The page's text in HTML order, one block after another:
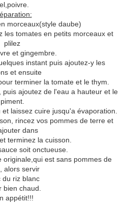
morceaux(style daube)
les tomates en petits morceaux et
plilez
et gingembre.
instant puis ajoutez-y les
et ensuite
terminer la tomate et le thym.
ajoutez de l'eau a hauteur et le
piment.
laissez cuire jusqu'a évaporation.
rincez vos pommes de terre et
dans
terminez la cuisson.
soit onctueuse.
originale,qui est sans pommes de
alors servir
du riz blanc
bien chaud.
appétit!!!